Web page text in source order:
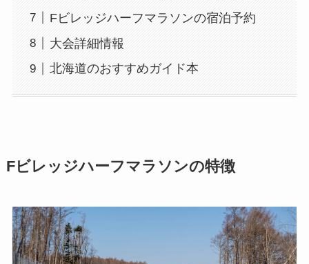
Fビレッジハーフマラソンの宿泊予約
大会詳細情報
北海道のおすすめガイド本
Fビレッジハーフマラソンの特徴